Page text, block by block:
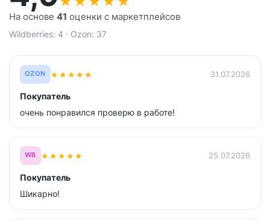
На основе 41 оценки с маркетплейсов
Wildberries: 4 · Ozon: 37
OZON ★★★★★ 31.07.2026
Покупатель
очень понравился проверю в работе!
WB ★★★★★ 25.07.2026
Покупатель
Шикарно!